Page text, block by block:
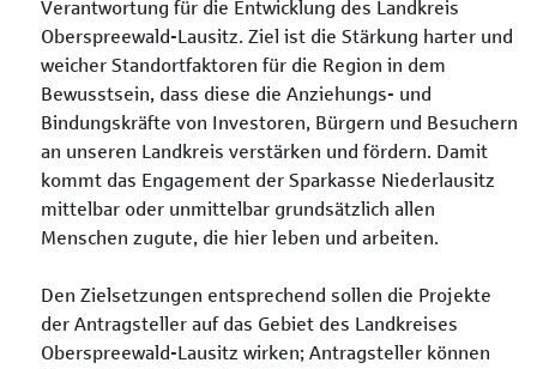
Verantwortung für die Entwicklung des Landkreis
Oberspreewald-Lausitz. Ziel ist die Stärkung harter und
weicher Standortfaktoren für die Region in dem
Bewusstsein, dass diese die Anziehungs- und
Bindungskräfte von Investoren, Bürgern und Besuchern
an unseren Landkreis verstärken und fördern. Damit
kommt das Engagement der Sparkasse Niederlausitz
mittelbar oder unmittelbar grundsätzlich allen
Menschen zugute, die hier leben und arbeiten.
Den Zielsetzungen entsprechend sollen die Projekte
der Antragsteller auf das Gebiet des Landkreises
Oberspreewald-Lausitz wirken; Antragsteller können